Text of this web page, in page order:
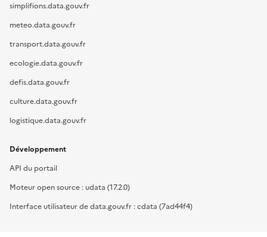
simplifions.data.gouv.fr
meteo.data.gouv.fr
transport.data.gouv.fr
ecologie.data.gouv.fr
defis.data.gouv.fr
culture.data.gouv.fr
logistique.data.gouv.fr
Développement
API du portail
Moteur open source : udata (17.2.0)
Interface utilisateur de data.gouv.fr : cdata (7ad44f4)